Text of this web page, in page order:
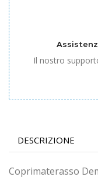
Il nostro
DESCRIZIONE
Coprimaterasso